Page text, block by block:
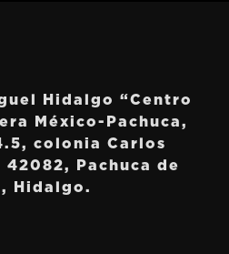
Hidalgo “Centro
México-Pachuca,
colonia Carlos
42082, Pachuca de
Hidalgo.